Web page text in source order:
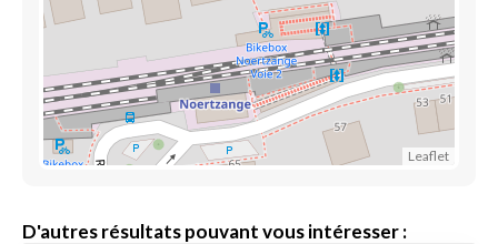
Leaflet
D'autres résultats pouvant vous intéresser :